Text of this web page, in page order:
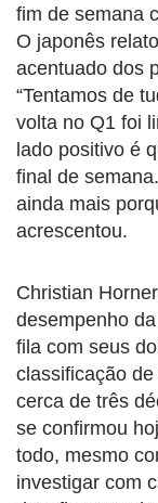
fim de semana
O japonês
acentuado dos
“Tentamos de
volta no Q1 foi
lado positivo é
final de
ainda mais
acrescentou.
Christian
desempenho
fila com seus
classificação
cerca de três
se confirmou
todo, mesmo
investigar com